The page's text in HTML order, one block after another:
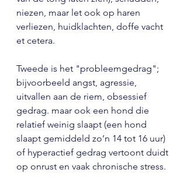
niezen, maar let ook op haren
verliezen, huidklachten, doffe vacht
et cetera.
Tweede is het "probleemgedrag";
bijvoorbeeld angst, agressie,
uitvallen aan de riem, obsessief
gedrag. maar ook een hond die
relatief weinig slaapt (een hond
slaapt gemiddeld zo’n 14 tot 16 uur)
of hyperactief gedrag vertoont duidt
op onrust en vaak chronische stress.